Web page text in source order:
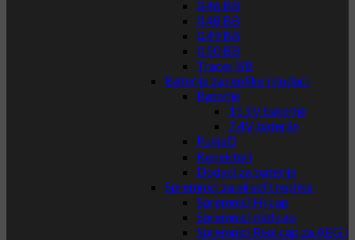
0.46 BB
0.48 BB
0.49 BB
0.50 BB
Tracer BB
Baterije za replike i dodaci
Baterije
11.1V baterije
7.4V baterije
Punjači
Konektori
Dodaci za baterije
Spremnici za airsoft replike
Spremnici Hi cap
Spremnici mid cap
Spremnici Real cap za AEG i